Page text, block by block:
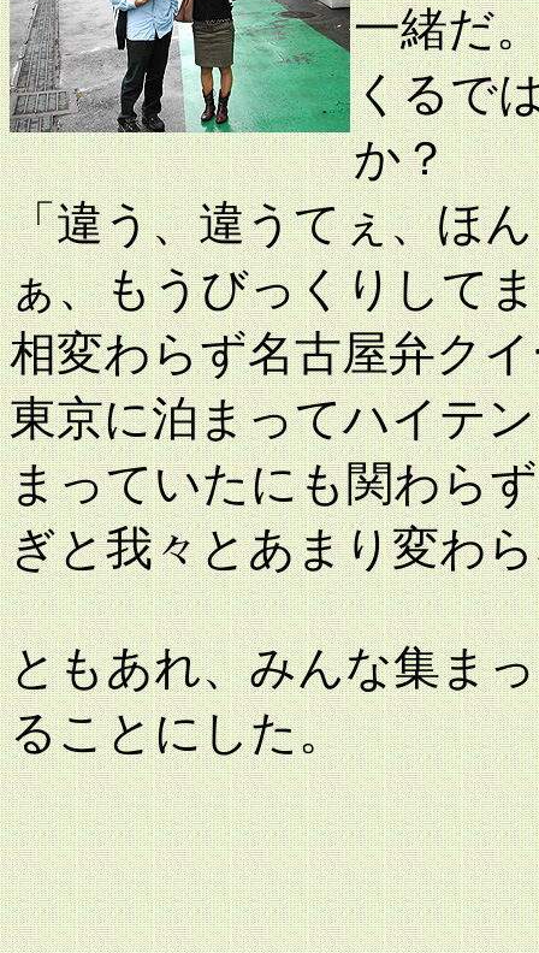
一緒だ
くるで
か？
「違う、違うてぇ、ほ
ぁ、もうびっくりして
相変わらず名古屋弁ク
東京に泊まってハイテ
まっていたにも関わら
ぎと我々とあまり変わ
ともあれ、みんな集ま
ることにした。